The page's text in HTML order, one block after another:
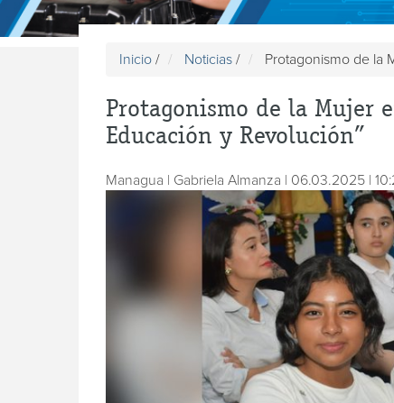
Inicio / Noticias / Protagonismo de la
Protagonismo de la Mujer
Educación y Revolución”
Managua | Gabriela Almanza | 06.03.2025 |